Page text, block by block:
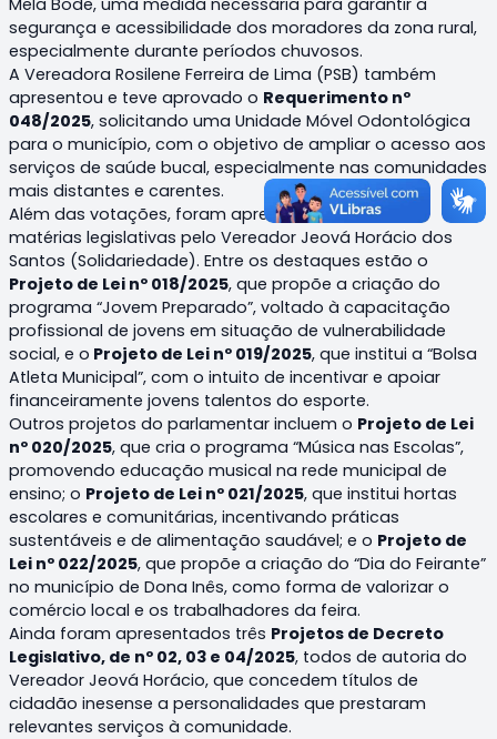
segurança e acessibilidade dos moradores da zona rural,
especialmente durante períodos chuvosos.
A Vereadora Rosilene Ferreira de Lima (PSB) também
apresentou e teve aprovado o Requerimento nº
048/2025, solicitando uma Unidade Móvel Odontológica
para o município, com o objetivo de ampliar o acesso aos
serviços de saúde bucal, especialmente nas comunidades
mais distantes e carentes.
Além das votações, foram apresentadas diversas
matérias legislativas pelo Vereador Jeová Horácio dos
Santos (Solidariedade). Entre os destaques estão o
Projeto de Lei nº 018/2025, que propõe a criação do
programa “Jovem Preparado”, voltado à capacitação
profissional de jovens em situação de vulnerabilidade
social, e o Projeto de Lei nº 019/2025, que institui a “Bolsa
Atleta Municipal”, com o intuito de incentivar e apoiar
financeiramente jovens talentos do esporte.
Outros projetos do parlamentar incluem o Projeto de Lei
nº 020/2025, que cria o programa “Música nas Escolas”,
promovendo educação musical na rede municipal de
ensino; o Projeto de Lei nº 021/2025, que institui hortas
escolares e comunitárias, incentivando práticas
sustentáveis e de alimentação saudável; e o Projeto de
Lei nº 022/2025, que propõe a criação do “Dia do Feirante”
no município de Dona Inês, como forma de valorizar o
comércio local e os trabalhadores da feira.
Ainda foram apresentados três Projetos de Decreto
Legislativo, de nº 02, 03 e 04/2025, todos de autoria do
Vereador Jeová Horácio, que concedem títulos de
cidadão inesense a personalidades que prestaram
relevantes serviços à comunidade.